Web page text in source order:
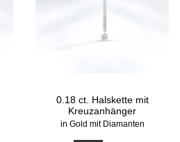
0.18 ct. Halskette mit
Kreuzanhänger
in Gold mit Diamanten